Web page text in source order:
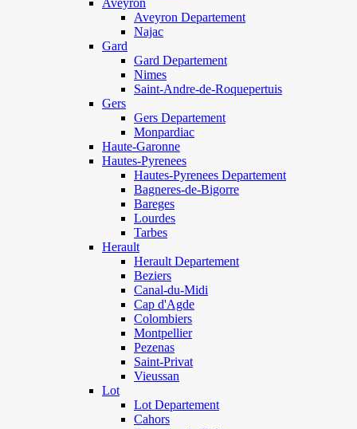
Aveyron
Aveyron Departement
Najac
Gard
Gard Departement
Nimes
Saint-Andre-de-Roquepertuis
Gers
Gers Departement
Monpardiac
Haute-Garonne
Hautes-Pyrenees
Hautes-Pyrenees Departement
Bagneres-de-Bigorre
Bareges
Lourdes
Tarbes
Herault
Herault Departement
Beziers
Canal-du-Midi
Cap d'Agde
Colombiers
Montpellier
Pezenas
Saint-Privat
Vieussan
Lot
Lot Departement
Cahors